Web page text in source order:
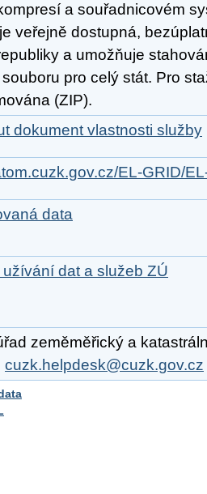
a souřadnicovém
veřejně dostupná,
a umožňuje
pro celý stát. Pro
(ZIP).
dokument vlastnosti služby
EL-GRID/
data
dat a služeb ZÚ
zeměměřický a
cuzk.helpdesk@cuzk.gov.cz